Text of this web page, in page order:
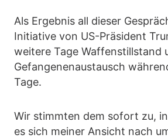
Als Ergebnis all dieser
Initiative von US-Präsident
weitere Tage Waffenstillstand
Gefangenenaustausch
Tage.
Wir stimmten dem sofort zu,
es sich meiner Ansicht nach